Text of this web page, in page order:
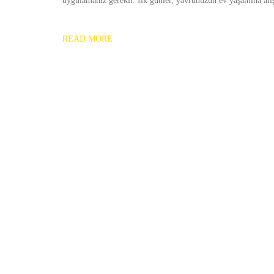
READ MORE